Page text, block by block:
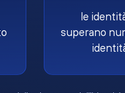
le
superano